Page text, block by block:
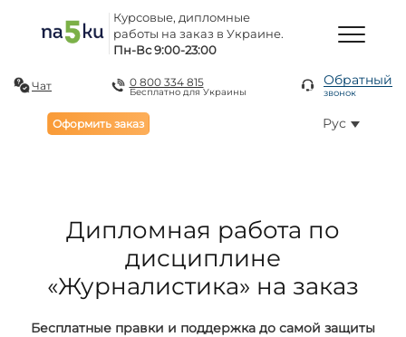
Курсовые, дипломные
работы на заказ в Украине.
Пн-Вс 9:00-23:00
Чат 0 800 334 815
Бесплатно для Украины
Обратный
звонок
Оформить заказ Рус
Дипломная работа по
дисциплине
«Журналистика» на заказ
Бесплатные правки и поддержка до самой защиты